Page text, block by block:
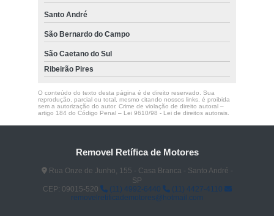
Santo André
São Bernardo do Campo
São Caetano do Sul
Ribeirão Pires
O conteúdo do texto desta página é de direito reservado. Sua
reprodução, parcial ou total, mesmo citando nossos links, é proibida
sem a autorização do autor. Crime de violação de direito autoral –
artigo 184 do Código Penal – Lei 9610/98 - Lei de direitos autorais.
Removel Retífica de Motores
Rua Onze de Junho, 155 - Casa Branca - Santo André -
SP
CEP: 09015-520
(11) 4992-6440
(11) 4427-4110
removelretificademotores@hotmail.com